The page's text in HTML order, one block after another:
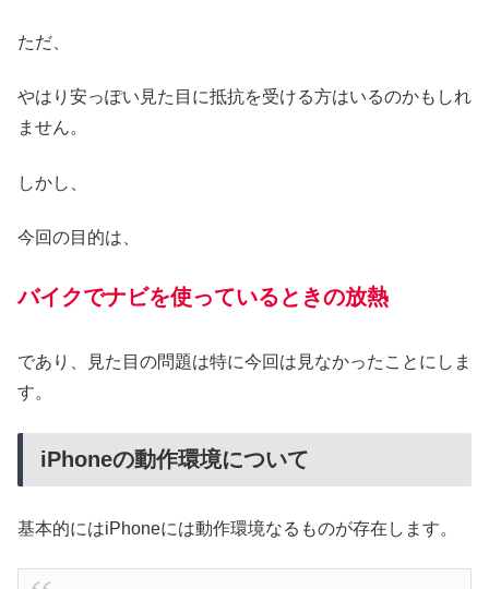
ただ、
やはり安っぽい見た目に抵抗を受ける方はいるのかもしれ
ません。
しかし、
今回の目的は、
バイクでナビを使っているときの放熱
であり、見た目の問題は特に今回は見なかったことにしま
す。
iPhoneの動作環境について
基本的にはiPhoneには動作環境なるものが存在します。